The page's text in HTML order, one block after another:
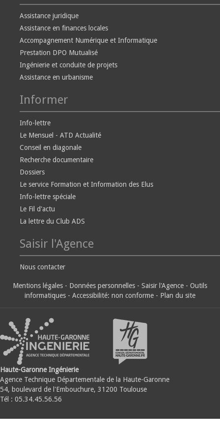
Assistance juridique
Assistance en finances locales
Accompagnement Numérique et Informatique
Prestation DPO Mutualisé
Ingénierie et conduite de projets
Assistance en urbanisme
Informer
Info-lettre
Le Mensuel - ATD Actualité
Conseil en diagonale
Recherche documentaire
Dossiers
Le service Formation et Information des Elus
Info-lettre spéciale
Le Fil d'actu
La lettre du Club ADS
Saisir l'Agence
Nous contacter
Mentions légales - Données personnelles - Saisir l'Agence - Outils
informatiques - Accessibilité: non conforme - Plan du site
Haute-Garonne Ingénierie
Agence Technique Départementale de la Haute-Garonne
54, boulevard de l'Embouchure, 31200 Toulouse
Tél : 05.34.45.56.56